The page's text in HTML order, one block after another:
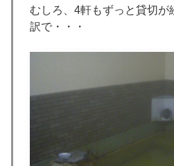
むしろ、4軒もずっと貸切が
訳で・・・